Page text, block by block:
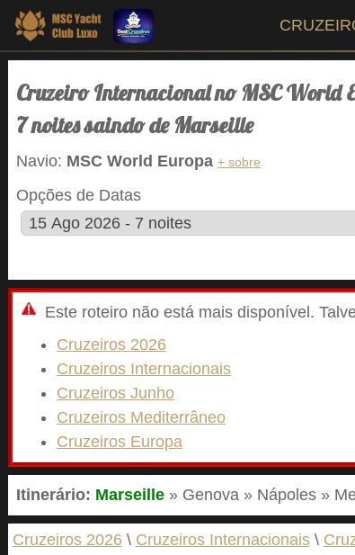
Cruzeiro Internacional no MSC World
7 noites saindo de Marseille
Navio: MSC World Europa + sobre
Opções de Datas
Este roteiro não está mais disponível.
Cruzeiros 2026
Cruzeiros Internacionais
Cruzeiros Junho
Cruzeiros Mediterrâneo
Cruzeiros Europa
Itinerário: Marseille » Genova » Nápoles »
Cruzeiros 2026 Cruzeiros Internacionais